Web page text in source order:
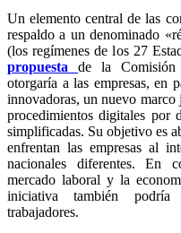
Un elemento central de las
respaldo a un denominado
(los regímenes de los 27
propuestade la Comisión
otorgaría a las empresas, en
innovadoras, un nuevo
procedimientos digitales por
simplificadas. Su objetivo es
enfrentan las empresas al
nacionales diferentes. En
mercado laboral y la
iniciativa también podría
trabajadores.